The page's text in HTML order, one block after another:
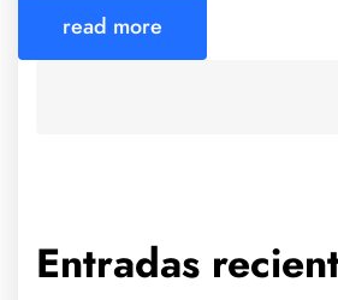
read more
Entradas